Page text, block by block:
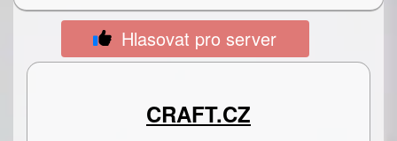
Hlasovat pro server
CRAFT.CZ